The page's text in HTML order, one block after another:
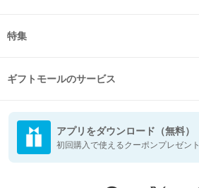
特集
ギフトモールのサービス
アプリをダウンロード（無料）
初回購入で使えるクーポンプレゼント